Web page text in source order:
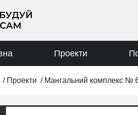
Проекти
/ Проекти / Мангальний комплекс №